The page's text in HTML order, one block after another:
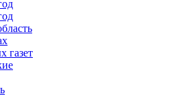
газет